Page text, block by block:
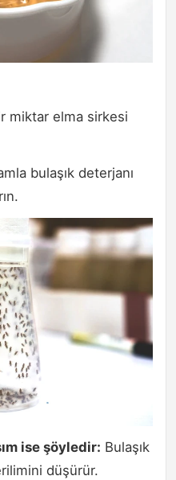
miktar elma sirkesi
bulaşık deterjanı
ise şöyledir: Bulaşık
düşürür.